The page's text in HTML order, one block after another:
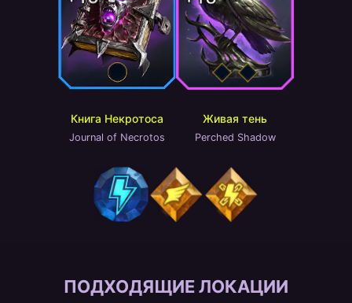
Книга Некротоса
Journal of Necrotos
Живая тень
Perched Shadow
ПОДХОДЯЩИЕ ЛОКАЦИИ